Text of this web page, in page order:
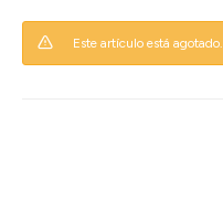
Este artículo está agotado.